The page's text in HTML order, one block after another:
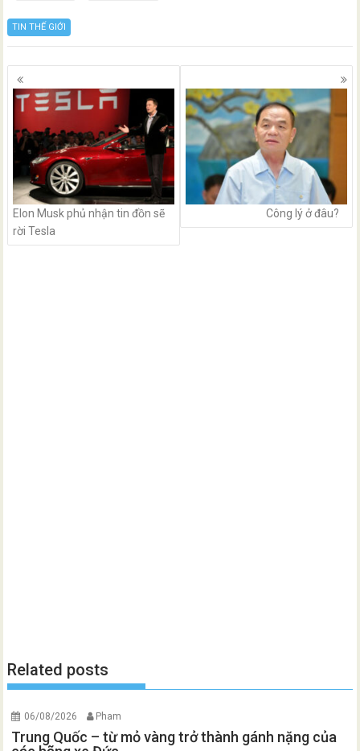
TIN THẾ GIỚI
Posts
navigation
Elon Musk phủ nhận tin đồn sẽ
rời Tesla
Công lý ở đâu?
Related posts
06/08/2026 Pham
Trung Quốc – từ mỏ vàng trở thành gánh nặng của